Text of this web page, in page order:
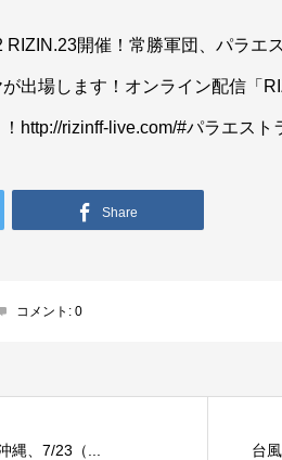
Share
コメント: 0
縄、7/23（... 台